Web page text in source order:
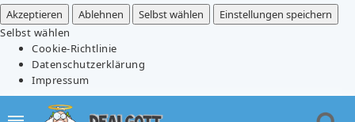
Akzeptieren
Ablehnen Selbst wählen
Einstellungen speichern
Selbst wählen
Cookie-Richtlinie
Datenschutzerklärung
Impressum